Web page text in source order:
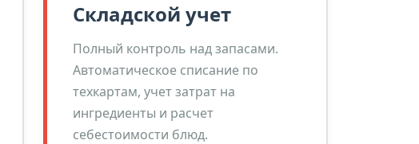
Складской учет
Полный контроль над запасами.
Автоматическое списание по
техкартам, учет затрат на
ингредиенты и расчет
себестоимости блюд.